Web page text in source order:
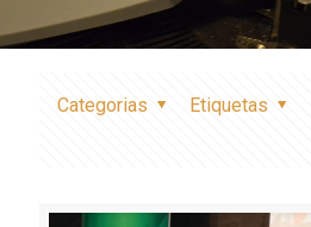
Categorias Etiquetas